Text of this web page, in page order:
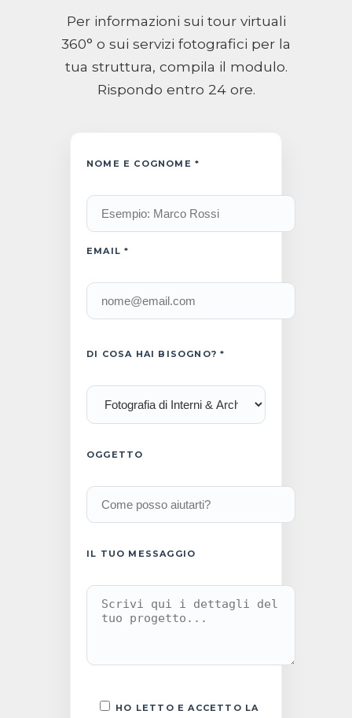
Per informazioni sui tour virtuali
360° o sui servizi fotografici per la
tua struttura, compila il modulo.
Rispondo entro 24 ore.
NOME E COGNOME *
EMAIL *
DI COSA HAI BISOGNO? *
OGGETTO
IL TUO MESSAGGIO
HO LETTO E ACCETTO LA